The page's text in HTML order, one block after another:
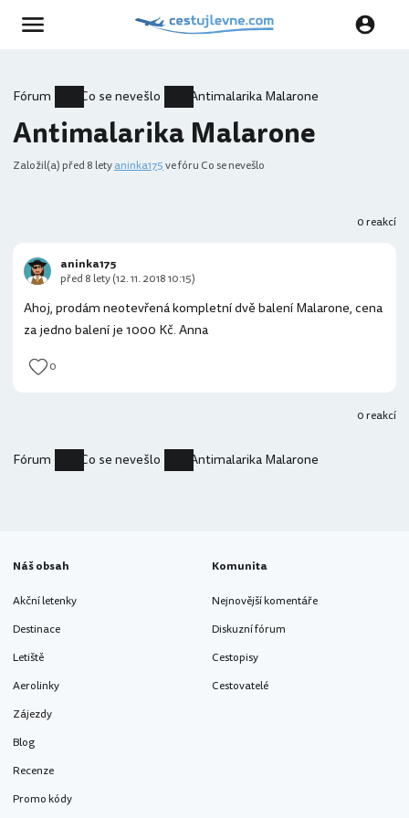
Fórum Co se nevešlo Antimalarika Malarone
Antimalarika Malarone
Založil(a) před 8 letyaninka175ve fóru Co se nevešlo
0 reakcí
Ahoj, prodám neotevřená kompletní dvě balení Malarone, cena
za jedno balení je 1000 Kč. Anna
0
aninka175
před 8 lety (12. 11. 2018 10:15)
0 reakcí
Fórum Co se nevešlo Antimalarika Malarone
Náš obsah
Akční letenky
Destinace
Letiště
Aerolinky
Zájezdy
Blog
Recenze
Promo kódy
Komunita
Nejnovější komentáře
Diskuzní fórum
Cestopisy
Cestovatelé